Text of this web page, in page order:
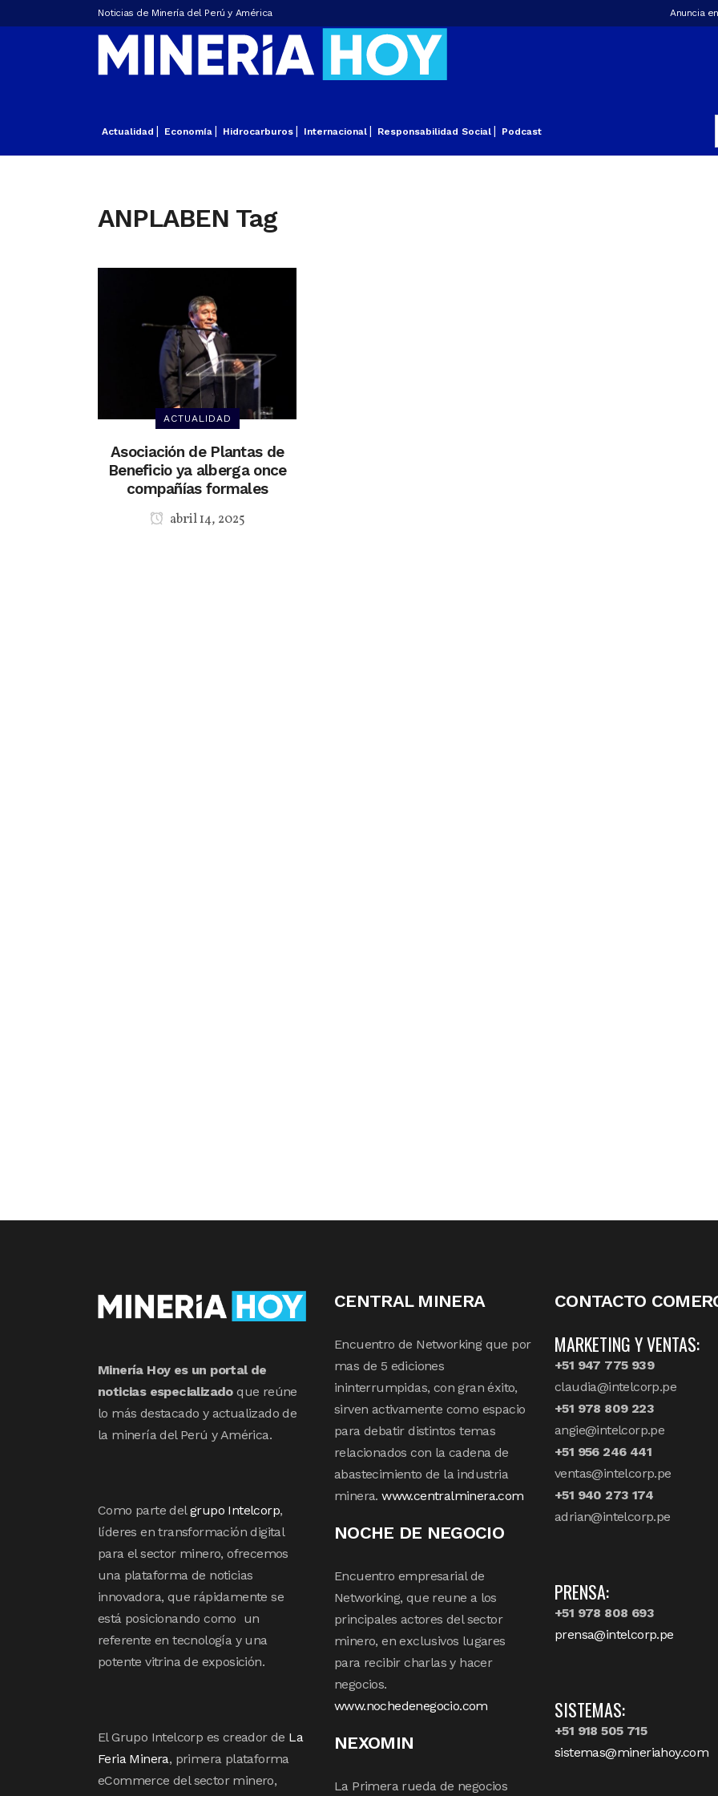
Noticias de Minería del Perú y América Anuncia
Actualidad Economía Hidrocarburos Internacional Responsabilidad Social Podcast
ANPLABEN Tag
ACTUALIDAD
Asociación de Plantas de
Beneficio ya alberga once
compañías formales
abril 14, 2025
Minería Hoy es un portal de
noticias especializadoque reúne
lo más destacado y actualizado de
la minería del Perú y América.
Como parte delgrupo Intelcorp,
líderes en transformación digital
para el sector minero, ofrecemos
una plataforma de noticias
innovadora, que rápidamente se
está posicionando como un
referente en tecnología y una
potente vitrina de exposición.
El Grupo Intelcorp es creador de La
Feria Minera, primera plataforma
eCommerce del sector minero,
CENTRAL MINERA
Encuentro de Networking que por
mas de 5 ediciones
ininterrumpidas, con gran éxito,
sirven activamente como espacio
para debatir distintos temas
relacionados con la cadena de
abastecimiento de la industria
minera.www.centralminera.com
NOCHE DE NEGOCIO
Encuentro empresarial de
Networking, que reune a los
principales actores del sector
minero, en exclusivos lugares
para recibir charlas y hacer
negocios.
www.nochedenegocio.com
NEXOMIN
La Primera rueda de negocios
CONTACTO
MARKETING Y VENTAS:
+51 947 775 939
claudia@intelcorp.pe
+51 978 809 223
angie@intelcorp.pe
+51 956 246 441
ventas@intelcorp.pe
+51 940 273 174
adrian@intelcorp.pe
PRENSA:
+51 978 808 693
prensa@intelcorp.pe
SISTEMAS:
+51 918 505 715
sistemas@mineriahoy.com